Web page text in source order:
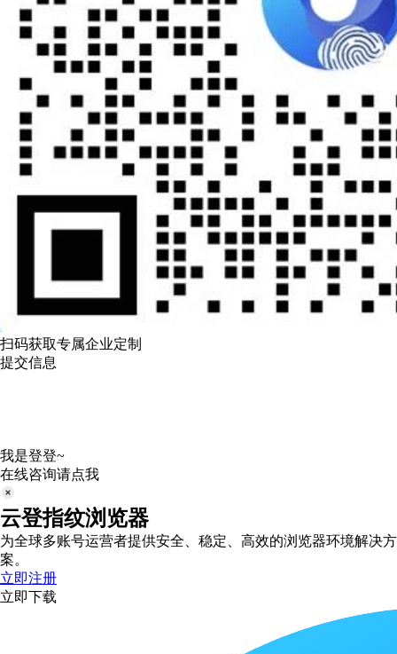
扫码获取专属企业定制
提交信息
我是登登~
在线咨询请点我
云登指纹浏览器
为全球多账号运营者提供安全、稳定、高效的浏览器环境解决方
案。
立即注册
立即下载